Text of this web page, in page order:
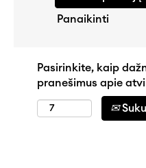
Panaikinti
Pasirinkite, kaip
pranešimus apie